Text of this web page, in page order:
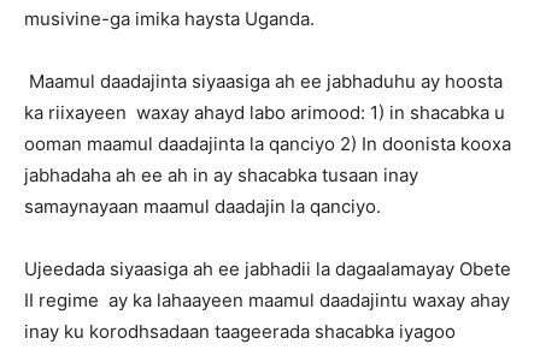
musivine-ga imika haysta Uganda.
Maamul daadajinta siyaasiga ah ee jabhaduhu ay hoosta
ka riixayeen waxay ahayd labo arimood: 1) in shacabka u
ooman maamul daadajinta la qanciyo 2) In doonista kooxa
jabhadaha ah ee ah in ay shacabka tusaan inay
samaynayaan maamul daadajin la qanciyo.
Ujeedada siyaasiga ah ee jabhadii la dagaalamayay Obete
II regime ay ka lahaayeen maamul daadajintu waxay ahay
inay ku korodhsadaan taageerada shacabka iyagoo